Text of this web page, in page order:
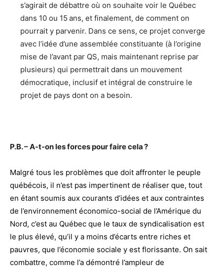
s’agirait de débattre où on souhaite voir le Québec
dans 10 ou 15 ans, et finalement, de comment on
pourrait y parvenir. Dans ce sens, ce projet converge
avec l’idée d’une assemblée constituante (à l’origine
mise de l’avant par QS, mais maintenant reprise par
plusieurs) qui permettrait dans un mouvement
démocratique, inclusif et intégral de construire le
projet de pays dont on a besoin.
P.B. – A-t-on les forces pour faire cela ?
Malgré tous les problèmes que doit affronter le peuple
québécois, il n’est pas impertinent de réaliser que, tout
en étant soumis aux courants d’idées et aux contraintes
de l’environnement économico-social de l’Amérique du
Nord, c’est au Québec que le taux de syndicalisation est
le plus élevé, qu’il y a moins d’écarts entre riches et
pauvres, que l’économie sociale y est florissante. On sait
combattre, comme l’a démontré l’ampleur de